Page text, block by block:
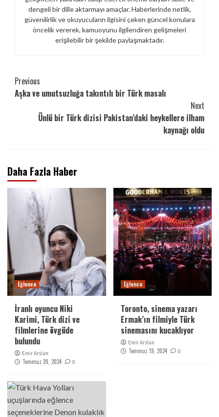
dengeli bir dille aktarmayı amaçlar. Haberlerinde netlik,
güvenilirlik ve okuyucuların ilgisini çeken güncel konulara
öncelik vererek, kamuoyunu ilgilendiren gelişmeleri
erişilebilir bir şekilde paylaşmaktadır.
Continue
Reading
Previous
Aşka ve umutsuzluğa takıntılı bir Türk masalı
Next
Ünlü bir Türk dizisi Pakistan’daki heykellere ilham
kaynağı oldu
Daha Fazla Haber
Eğlence
İranlı oyuncu Niki
Karimi, Türk dizi ve
filmlerine övgüde
bulundu
Emir Arslan
Temmuz 20, 2024 0
Eğlence
Toronto, sinema yazarı
Ermak’ın filmiyle Türk
sinemasını kucaklıyor
Emir Arslan
Temmuz 19, 2024 0